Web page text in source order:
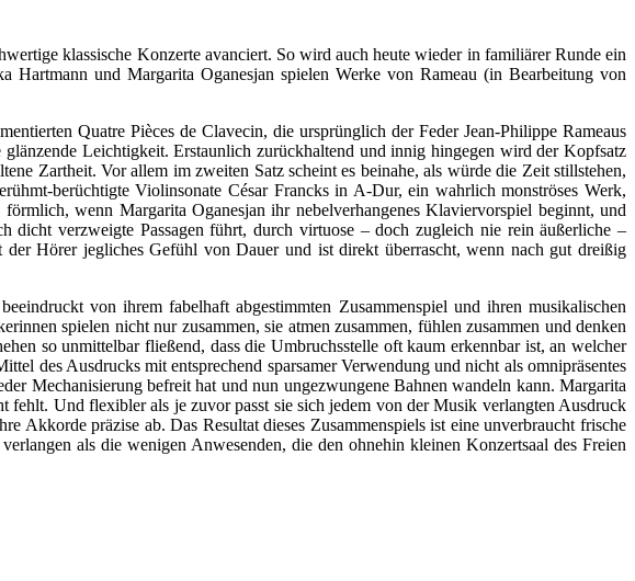
klassische Konzerte avanciert. So wird auch heute wieder in familiärer Runde ein
Hartmann und Margarita Oganesjan spielen Werke von Rameau (in Bearbeitung von
Quatre Pièces de Clavecin, die ursprünglich der Feder Jean-Philippe Rameaus
Leichtigkeit. Erstaunlich zurückhaltend und innig hingegen wird der Kopfsatz
Zartheit. Vor allem im zweiten Satz scheint es beinahe, als würde die Zeit stillstehen,
berüchtigte Violinsonate César Francks in A-Dur, ein wahrlich monströses Werk,
wenn Margarita Oganesjan ihr nebelverhangenes Klaviervorspiel beginnt, und
dicht verzweigte Passagen führt, durch virtuose – doch zugleich nie rein äußerliche –
Hörer jegliches Gefühl von Dauer und ist direkt überrascht, wenn nach gut dreißig
von ihrem fabelhaft abgestimmten Zusammenspiel und ihren musikalischen
spielen nicht nur zusammen, sie atmen zusammen, fühlen zusammen und denken
so unmittelbar fließend, dass die Umbruchsstelle oft kaum erkennbar ist, an welcher
des Ausdrucks mit entsprechend sparsamer Verwendung und nicht als omnipräsentes
Mechanisierung befreit hat und nun ungezwungene Bahnen wandeln kann. Margarita
fehlt. Und flexibler als je zuvor passt sie sich jedem von der Musik verlangten Ausdruck
Akkorde präzise ab. Das Resultat dieses Zusammenspiels ist eine unverbraucht frische
als die wenigen Anwesenden, die den ohnehin kleinen Konzertsaal des Freien